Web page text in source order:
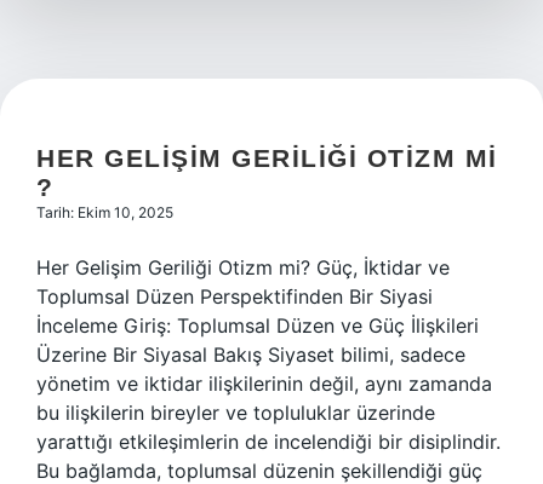
HER GELIŞIM GERILIĞI OTIZM MI
?
Tarih: Ekim 10, 2025
Her Gelişim Geriliği Otizm mi? Güç, İktidar ve
Toplumsal Düzen Perspektifinden Bir Siyasi
İnceleme Giriş: Toplumsal Düzen ve Güç İlişkileri
Üzerine Bir Siyasal Bakış Siyaset bilimi, sadece
yönetim ve iktidar ilişkilerinin değil, aynı zamanda
bu ilişkilerin bireyler ve topluluklar üzerinde
yarattığı etkileşimlerin de incelendiği bir disiplindir.
Bu bağlamda, toplumsal düzenin şekillendiği güç